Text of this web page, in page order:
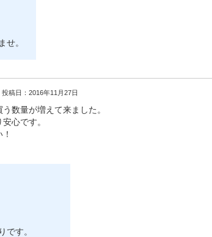
せ。
投稿日：2016年11月27日
数量が増えて来ました。
心です。
です。